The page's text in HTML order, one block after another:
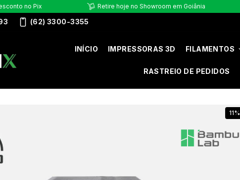
no Pix Retire hoje no Showroom em Goiânia
(62) 3300-3355
INÍCIO IMPRESSORAS 3D FILAMENTOS
RASTREIO DE PEDIDOS
11%